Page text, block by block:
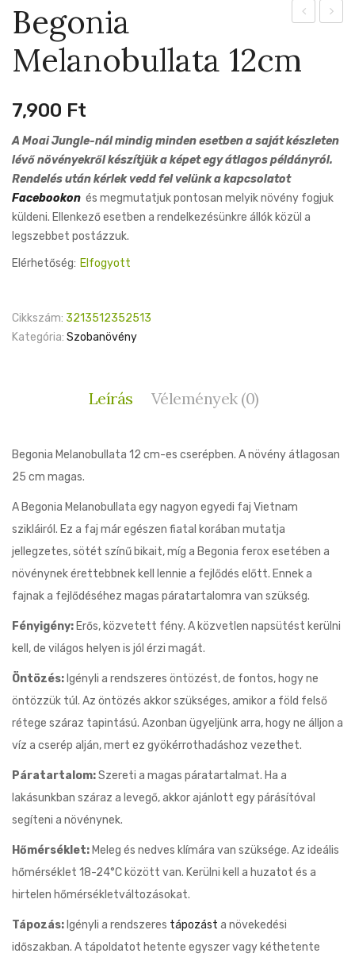
10cm
Begonia
Melanobullata 12cm
7,900 Ft
A Moai Jungle-nál mindig minden esetben a saját készleten
lévő növényekről készítjük a képet egy átlagos példányról.
Rendelés után kérlek vedd fel velünk a kapcsolatot
Facebookon és megmutatjuk pontosan melyik növény fogjuk
küldeni. Ellenkező esetben a rendelkezésünkre állók közül a
legszebbet postázzuk.
Elérhetőség: Elfogyott
Cikkszám: 3213512352513
Kategória: Szobanövény
Leírás Vélemények (0)
Begonia Melanobullata 12 cm-es cserépben. A növény átlagosan
25 cm magas.
A Begonia Melanobullata egy nagyon egyedi faj Vietnam
szikláiról. Ez a faj már egészen fiatal korában mutatja
jellegzetes, sötét színű bikait, míg a Begonia ferox esetében a
növénynek érettebbnek kell lennie a fejlődés előtt. Ennek a
fajnak a fejlődéséhez magas páratartalomra van szükség.
Fényigény: Erős, közvetett fény. A közvetlen napsütést kerülni
kell, de világos helyen is jól érzi magát.
Öntözés: Igényli a rendszeres öntözést, de fontos, hogy ne
öntözzük túl. Az öntözés akkor szükséges, amikor a föld felső
rétege száraz tapintású. Azonban ügyeljünk arra, hogy ne álljon a
víz a cserép alján, mert ez gyökérrothadáshoz vezethet.
Páratartalom:Szereti a magas páratartalmat. Ha a
lakásunkban száraz a levegő, akkor ajánlott egy párásítóval
segíteni a növénynek.
Hőmérséklet: Meleg és nedves klímára van szüksége. Az ideális
hőmérséklet 18-24°C között van. Kerülni kell a huzatot és a
hirtelen hőmérsékletváltozásokat.
Tápozás: Igényli a rendszeres tápozást a növekedési
időszakban. A tápoldatot hetente egyszer vagy kéthetente